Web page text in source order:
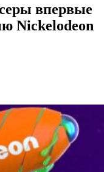
впервые
Nickelodeon